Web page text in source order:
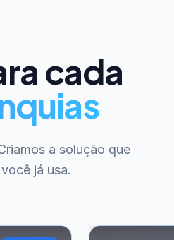
cada
a solução que
já usa.